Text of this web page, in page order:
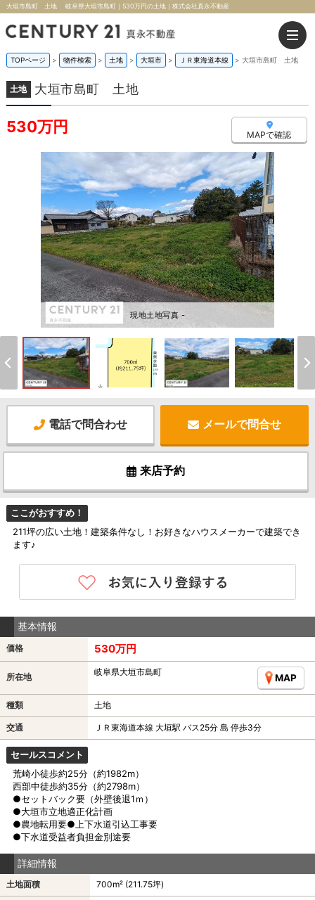
大垣市島町 土地 岐阜県大垣市島町｜530万円の土地｜株式会社真永不動産
TOPページ > 物件検索 > 土地 > 大垣市 > ＪＲ東海道本線 > 大垣市島町 土地
土地 大垣市島町 土地
530万円 MAPで確認
現地土地写真 -
電話で問合わせ メールで問合せ
来店予約
ここがおすすめ！
211坪の広い土地！建築条件なし！お好きなハウスメーカーで建築でき
ます♪
基本情報
価格 530万円
所在地 岐阜県大垣市島町
MAP
種類 土地
交通 ＪＲ東海道本線 大垣駅 バス25分 島 停歩3分
セールスコメント
荒崎小徒歩約25分（約1982m）
西部中徒歩約35分（約2798m）
●セットバック要（外壁後退1ｍ）
●大垣市立地適正化計画
●農地転用要●上下水道引込工事要
●下水道受益者負担金別途要
詳細情報
土地面積 700m² (211.75坪)